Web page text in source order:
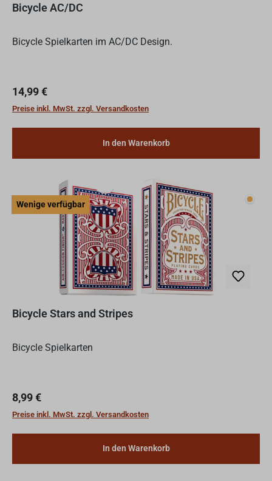
Bicycle AC/DC
Bicycle Spielkarten im AC/DC Design.
Regulärer Preis:
14,99 €
Preise inkl. MwSt. zzgl. Versandkosten
In den Warenkorb
Wenige verfügbar
Bicycle Stars and Stripes
Bicycle Spielkarten
Regulärer Preis:
8,99 €
Preise inkl. MwSt. zzgl. Versandkosten
In den Warenkorb